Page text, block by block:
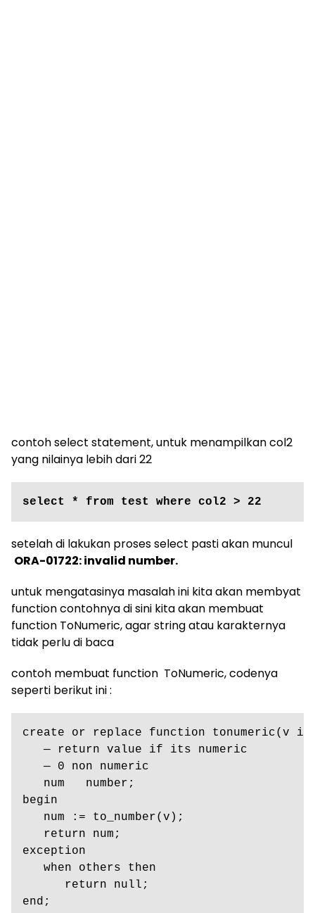
contoh select statement, untuk menampilkan col2
yang nilainya lebih dari 22
select * from test where col2 > 22
setelah di lakukan proses select pasti akan muncul
ORA-01722: invalid number.
untuk mengatasinya masalah ini kita akan membyat
function contohnya di sini kita akan membuat
function ToNumeric, agar string atau karakternya
tidak perlu di baca
contoh membuat function ToNumeric, codenya
seperti berikut ini :
create or replace function tonumeric(v in
   — return value if its numeric
   — 0 non numeric
   num   number;
begin
   num := to_number(v);
   return num;
exception
   when others then
      return null;